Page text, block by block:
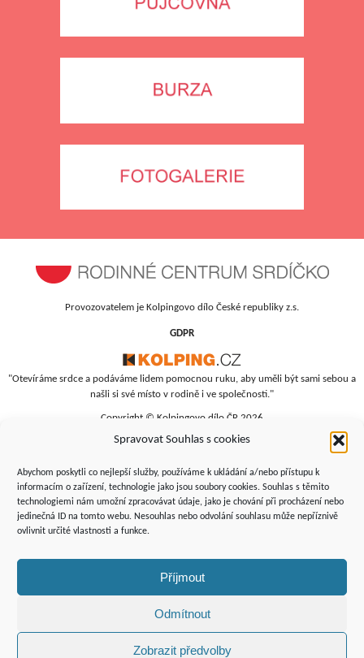
Spravovat Souhlas s cookies
Abychom poskytli co nejlepší služby, používáme k ukládání a/nebo přístupu k
informacím o zařízení, technologie jako jsou soubory cookies. Souhlas s těmito
technologiemi nám umožní zpracovávat údaje, jako je chování při procházení nebo
jedinečná ID na tomto webu. Nesouhlas nebo odvolání souhlasu může nepříznivě
ovlivnit určité vlastnosti a funkce.
Příjmout
Odmítnout
Zobrazit předvolby
Provozovatelem je Kolpingovo dílo České republiky z.s.
GDPR
"Otevíráme srdce a podáváme lidem pomocnou ruku, aby uměli být sami sebou a
našli si své místo v rodině i ve společnosti."
Copyright © Kolpingovo dílo ČR 2026
Studentská 4
budova polikliniky, 4. patro
Žďár nad Sázavou, 591 01
+420 566 690 135
srdicko@kolping.cz